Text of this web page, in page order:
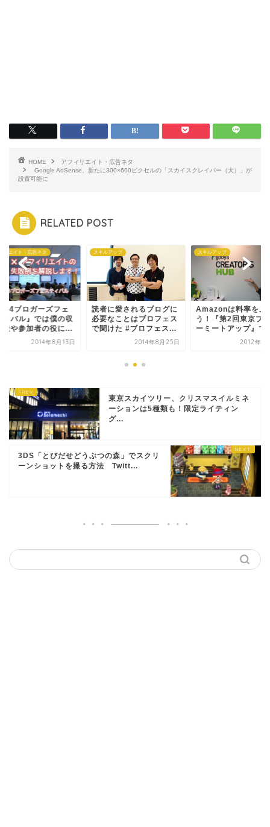
HOME
アフィリエイト・広告ネタ
Google AdSense、新たに300×600ピクセルの「スカイスクレイパー（大）」が
設置可能に
RELATED POST
リエイト・広告ネタ
ブロガーズフェ
ィバル』では僕の収
造や参加者の役に...
2014年8月13日
スキルアップ
読者に愛されるブログに
必要なことはブロフェス
で聞けた #ブロフェス...
2014年8月25日
スキルアップ
Amazonは料率を上
う！『第2回東京ブ
ーミートアップ』で
2012年11
東京スカイツリー、クリスマスイルミネ
ーションは5種類も！限定ライティン
グ...
3DS「とびだせどうぶつの森」でスクリ
ーンショットを撮る方法 Twitt...